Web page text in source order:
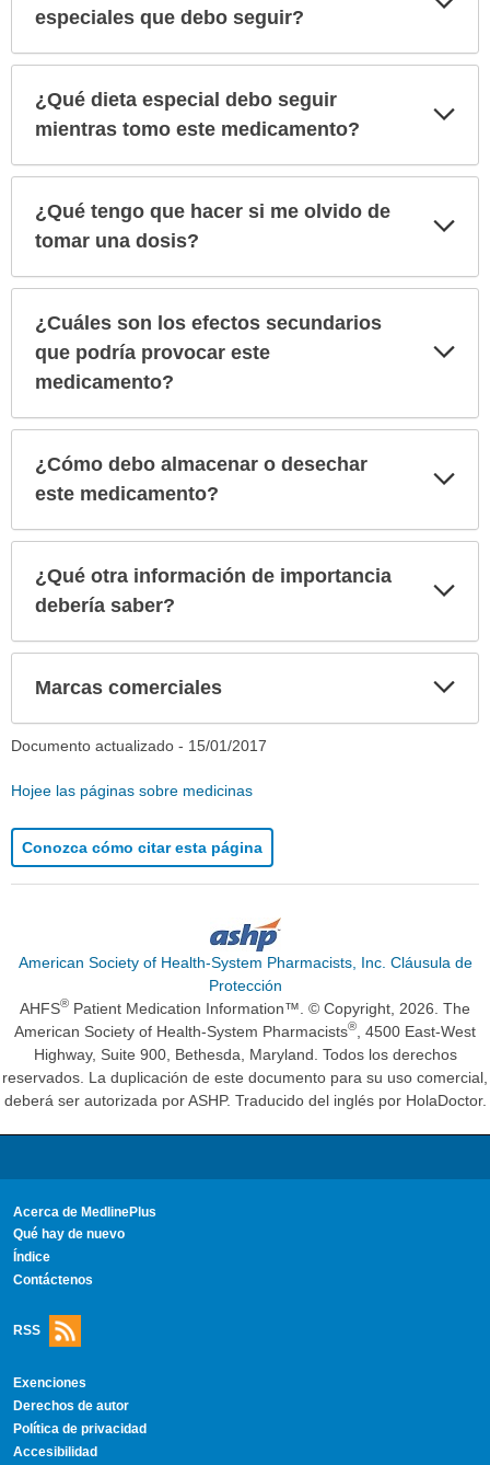
especiales que debo seguir?
¿Qué dieta especial debo seguir
mientras tomo este medicamento?
¿Qué tengo que hacer si me olvido de
tomar una dosis?
¿Cuáles son los efectos secundarios
que podría provocar este
medicamento?
¿Cómo debo almacenar o desechar
este medicamento?
¿Qué otra información de importancia
debería saber?
Marcas comerciales
Documento actualizado - 15/01/2017
Hojee las páginas sobre medicinas
Conozca cómo citar esta página
American Society of Health-System Pharmacists, Inc. Cláusula de
Protección
AHFS® Patient Medication Information™. © Copyright, 2026. The
American Society of Health-System Pharmacists®
, 4500 East-West
Highway, Suite 900, Bethesda, Maryland. Todos los derechos
reservados. La duplicación de este documento para su uso comercial,
deberá ser autorizada por ASHP. Traducido del inglés por HolaDoctor.
Acerca de MedlinePlus
Qué hay de nuevo
Índice
Contáctenos
RSS
Exenciones
Derechos de autor
Política de privacidad
Accesibilidad